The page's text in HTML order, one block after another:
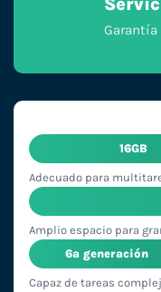
Garantía
16GB
Adecuado para
Amplio espacio para
6ª generación
Capaz de tareas